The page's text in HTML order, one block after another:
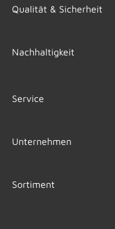
Qualität & Sicherheit
Nachhaltigkeit
Service
Unternehmen
Sortiment